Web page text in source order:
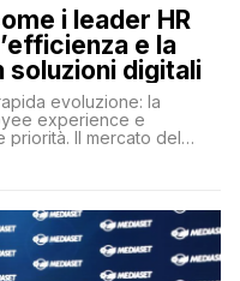
i leader HR
e la
soluzioni digitali
evoluzione: la
experience e
priorità. Il mercato del
con una lotta